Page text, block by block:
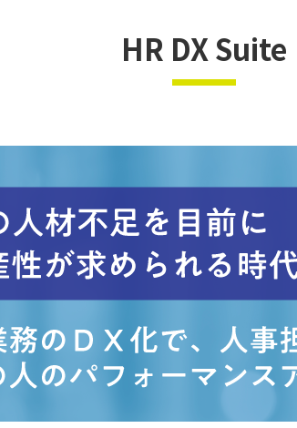
HR DX Suite